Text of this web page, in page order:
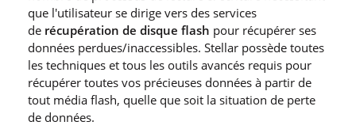
que l′utilisateur se dirige vers des services
de récupération de disque flash pour récupérer ses
données perdues/inaccessibles. Stellar possède toutes
les techniques et tous les outils avancés requis pour
récupérer toutes vos précieuses données à partir de
tout média flash, quelle que soit la situation de perte
de données.